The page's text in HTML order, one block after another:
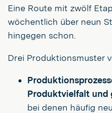
Eine Route mit zwölf
wöchentlich über neun
hingegen schon.
Drei Produktionsmuster
Produktvielfalt und
bei denen häufig